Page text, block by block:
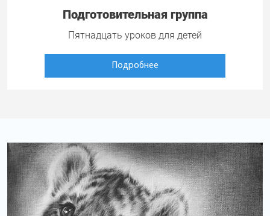
Подготовительная группа
Пятнадцать уроков для детей
Подробнее